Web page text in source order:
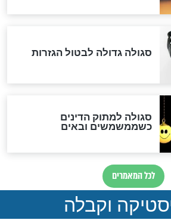
בימות המשיח?
הגאולה תהיה אפיקורסות
גדולה מאוד של
לאחר בוא המשיח יהיה
לחזור בתשובה?